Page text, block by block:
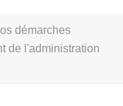
démarches
de l'administration